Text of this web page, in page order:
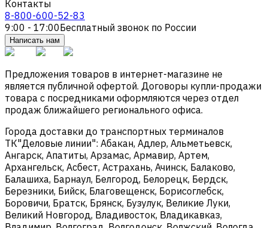
Контакты
8-800-600-52-83
9:00 - 17:00Бесплатный звонок по России
Написать нам
Предложения товаров в интернет-магазине не
является публичной офертой. Договоры купли-продажи
товара с посредниками оформляются через отдел
продаж ближайшего регионального офиса.
Города доставки до транспортных терминалов
ТК"Деловые линии": Абакан, Адлер, Альметьевск,
Ангарск, Апатиты, Арзамас, Армавир, Артем,
Архангельск, Асбест, Астрахань, Ачинск, Балаково,
Балашиха, Барнаул, Белгород, Белорецк, Бердск,
Березники, Бийск, Благовещенск, Борисоглебск,
Боровичи, Братск, Брянск, Бузулук, Великие Луки,
Великий Новгород, Владивосток, Владикавказ,